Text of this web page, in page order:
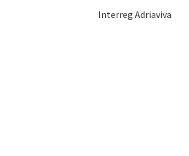
Interreg Adriaviva